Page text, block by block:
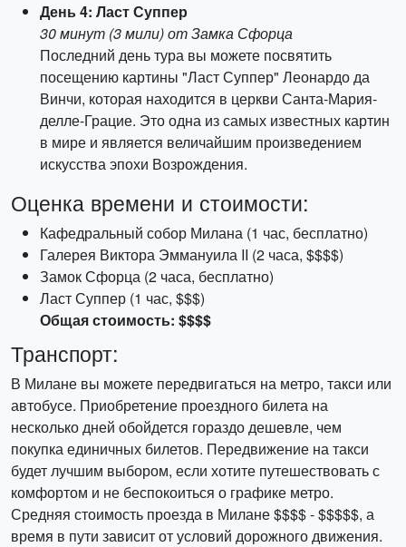
День 4: Ласт Суппер
30 минут (3 мили) от Замка Сфорца
Последний день тура вы можете посвятить
посещению картины "Ласт Суппер" Леонардо да
Винчи, которая находится в церкви Санта-Мария-
делле-Грацие. Это одна из самых известных картин
в мире и является величайшим произведением
искусства эпохи Возрождения.
Оценка времени и стоимости:
Кафедральный собор Милана (1 час, бесплатно)
Галерея Виктора Эммануила II (2 часа, $$$$)
Замок Сфорца (2 часа, бесплатно)
Ласт Суппер (1 час, $$$)
Общая стоимость: $$$$
Транспорт:
В Милане вы можете передвигаться на метро, такси или
автобусе. Приобретение проездного билета на
несколько дней обойдется гораздо дешевле, чем
покупка единичных билетов. Передвижение на такси
будет лучшим выбором, если хотите путешествовать с
комфортом и не беспокоиться о графике метро.
Средняя стоимость проезда в Милане $$$$ - $$$$$, а
время в пути зависит от условий дорожного движения.